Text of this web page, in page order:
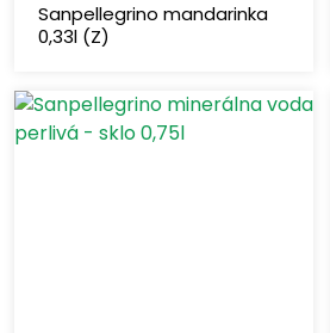
Sanpellegrino mandarinka
0,33l (Z)